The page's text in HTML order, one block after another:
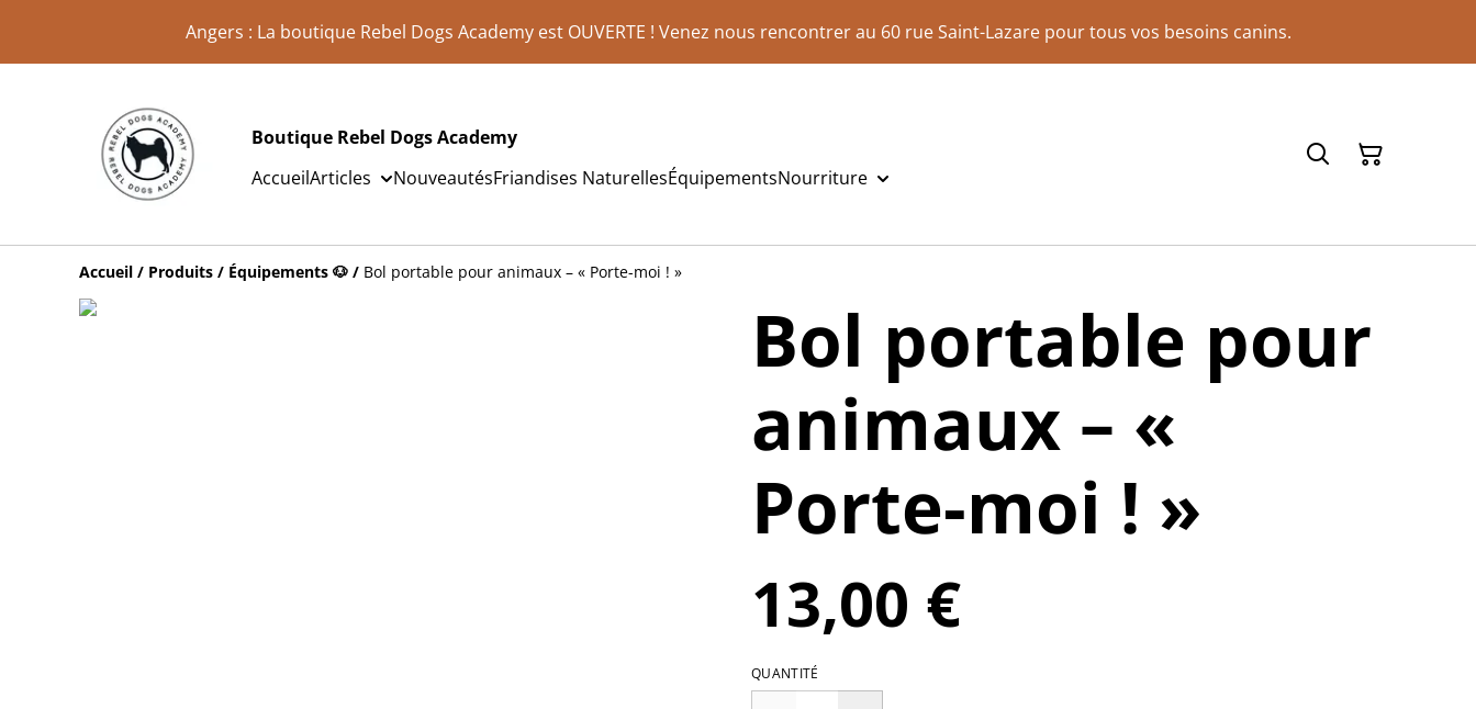
Angers : La boutique Rebel Dogs Academy est OUVERTE ! Venez nous rencontrer au 60 rue Saint-Lazare pour tous vos besoins canins.
Boutique Rebel Dogs Academy
AccueilArticles NouveautésFriandises NaturellesÉquipementsNourriture
Accueil / Produits / Équipements 🐶 / Bol portable pour animaux – « Porte-moi ! »
Bol portable pour
animaux – «
Porte-moi ! »
13,00 €
QUANTITÉ